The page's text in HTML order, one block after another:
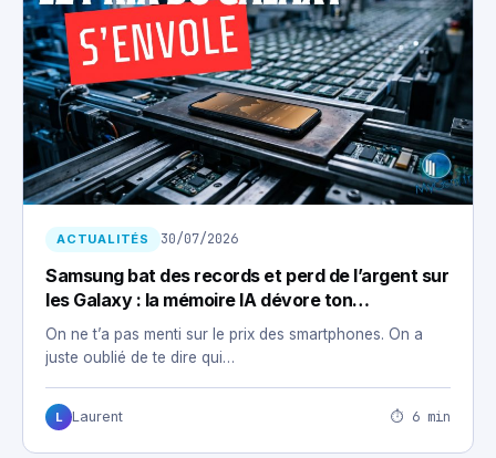
ACTUALITÉS 30/07/2026
Samsung bat des records et perd de l’argent sur
les Galaxy : la mémoire IA dévore ton
smartphone
On ne t’a pas menti sur le prix des smartphones. On a
juste oublié de te dire qui…
L Laurent ⏱ 6 min